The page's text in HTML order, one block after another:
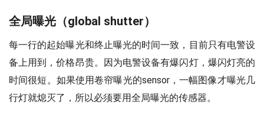
全局曝光（global shutter）
每一行的起始曝光和终止曝光的时间一致，目前只有电警设
备上用到，价格昂贵。因为电警设备有爆闪灯，爆闪灯亮的
时间很短。如果使用卷帘曝光的sensor，一幅图像才曝光几
行灯就熄灭了，所以必须要用全局曝光的传感器。